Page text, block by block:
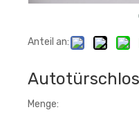
Anteil an:
Menge: